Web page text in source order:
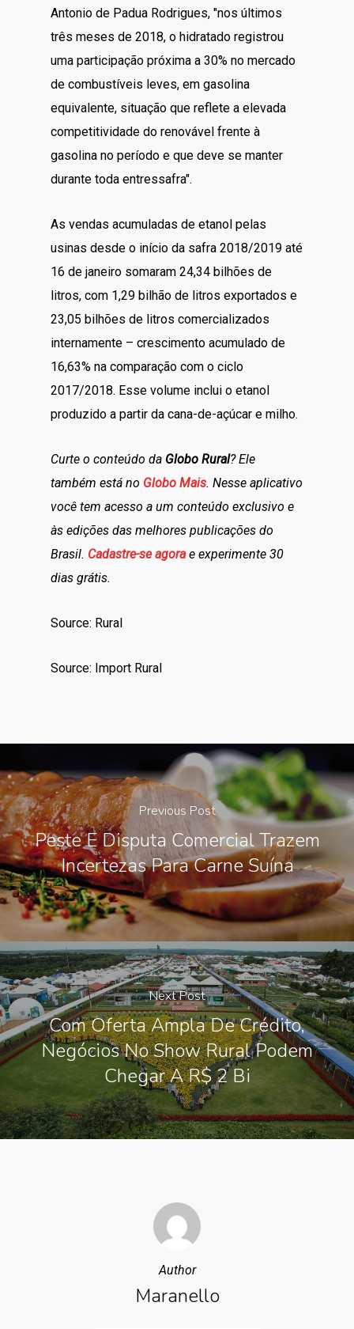
Antonio de Padua Rodrigues, "nos últimos
três meses de 2018, o hidratado registrou
uma participação próxima a 30% no mercado
de combustíveis leves, em gasolina
equivalente, situação que reflete a elevada
competitividade do renovável frente à
gasolina no período e que deve se manter
durante toda entressafra".
As vendas acumuladas de etanol pelas
usinas desde o início da safra 2018/2019 até
16 de janeiro somaram 24,34 bilhões de
litros, com 1,29 bilhão de litros exportados e
23,05 bilhões de litros comercializados
internamente – crescimento acumulado de
16,63% na comparação com o ciclo
2017/2018. Esse volume inclui o etanol
produzido a partir da cana-de-açúcar e milho.
Curte o conteúdo da Globo Rural? Ele
também está no Globo Mais. Nesse aplicativo
você tem acesso a um conteúdo exclusivo e
às edições das melhores publicações do
Brasil. Cadastre-se agora e experimente 30
dias grátis.
Source: Rural
Source: Import Rural
Previous Post
Peste E Disputa Comercial Trazem
Incertezas Para Carne Suína
Next Post
Com Oferta Ampla De Crédito,
Negócios No Show Rural Podem
Chegar A R$ 2 Bi
Author
Maranello